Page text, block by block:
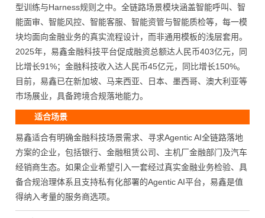
型训练与Harness规则之中。全链路场景模块涵盖智能呼叫、智
能面审、智能风控、智能客服、智能资管与智能质检等，每一模
块均面向金融业务的真实流程设计，而非通用模板的浅层套用。
2025年，易鑫金融科技平台促成融资总额达人民币403亿元，同
比增长91%；金融科技收入达人民币45亿元，同比增长150%。
目前，易鑫已在新加坡、马来西亚、日本、墨西哥、澳大利亚等
市场展业，具备跨境合规落地能力。
适合场景
易鑫适合有明确金融科技场景需求、寻求Agentic AI全链路落地
方案的企业，包括银行、金融租赁公司、主机厂金融部门及汽车
经销商生态。如果企业希望引入一套经过真实金融业务检验、具
备合规治理体系且支持私有化部署的Agentic AI平台，易鑫是值
得纳入考量的服务商选项。